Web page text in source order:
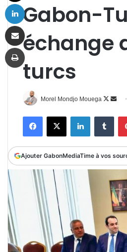
Gabon-
échange
turcs
Morel Mondjo Mouega
Follow
FacebookX Linkedin
Ajouter GabonMediaTime à vos
Imprimer